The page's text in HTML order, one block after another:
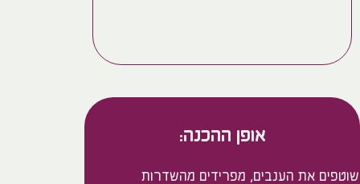
אופן ההכנה:
שוטפים את הענבים, מפרידים מהשדרות